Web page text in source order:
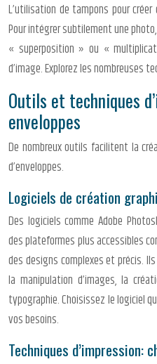
L’utilisation de tampons pour
Pour intégrer subtilement une
« superposition » ou «
d’image. Explorez les nombreuses
Outils et techniques
enveloppes
De nombreux outils facilitent la
d’enveloppes.
Logiciels de création
Des logiciels comme Adobe
des plateformes plus accessibles
des designs complexes et précis.
la manipulation d’images, la
typographie. Choisissez le logiciel
vos besoins.
Techniques d’impression: